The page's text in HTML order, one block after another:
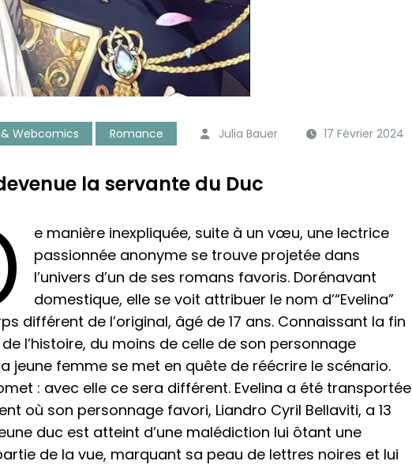
Webcomics Romance Julia Bauer 17 Février 2024
la servante du Duc
e manière inexpliquée, suite à un vœu, une lectrice
passionnée anonyme se trouve projetée dans
l’univers d’un de ses romans favoris. Dorénavant
domestique, elle se voit attribuer le nom d’“Evelina”
différent de l’original, âgé de 17 ans. Connaissant la fin
l’histoire, du moins de celle de son personnage
jeune femme se met en quête de réécrire le scénario.
: avec elle ce sera différent. Evelina a été transportée
où son personnage favori, Liandro Cyril Bellaviti, a 13
duc est atteint d’une malédiction lui ôtant une
de la vue, marquant sa peau de lettres noires et lui